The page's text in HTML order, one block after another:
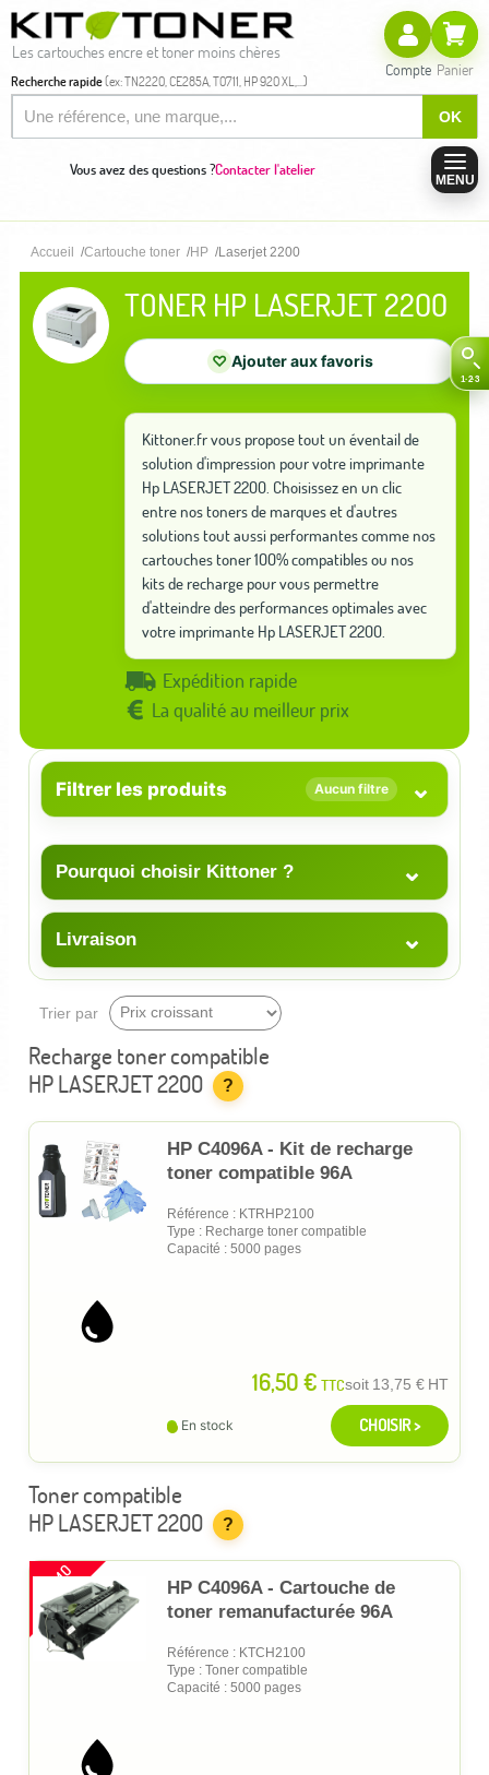
Les cartouches encre et toner moins chères
Recherche rapide(ex: TN2220, CE285A, T0711, HP 920 XL,...)
OK
Compte Panier
Vous avez des questions ?Contacter l'atelier
MENU
Accueil Cartouche toner HP Laserjet 2200
TONER HP LASERJET 2200
♡ Ajouter aux favoris
Kittoner.fr vous propose tout un éventail de
solution d'impression pour votre imprimante
Hp LASERJET 2200. Choisissez en un clic
entre nos toners de marques et d'autres
solutions tout aussi performantes comme nos
cartouches toner 100% compatibles ou nos
kits de recharge pour vous permettre
d'atteindre des performances optimales avec
votre imprimante Hp LASERJET 2200.
Expédition rapide
La qualité au meilleur prix
Filtrer les produits Aucun filtre ⌄
Pourquoi choisir Kittoner ? ⌄
Livraison ⌄
Trier par
Recharge toner compatible
HP LASERJET 2200
?
HP C4096A - Kit de recharge
toner compatible 96A
Référence : KTRHP2100
Type : Recharge toner compatible
Capacité : 5000 pages
16,50 € TTCsoit 13,75 € HT
En stock CHOISIR >
Toner compatible
HP LASERJET 2200
?
PROMO
HP C4096A - Cartouche de
toner remanufacturée 96A
Référence : KTCH2100
Type : Toner compatible
Capacité : 5000 pages